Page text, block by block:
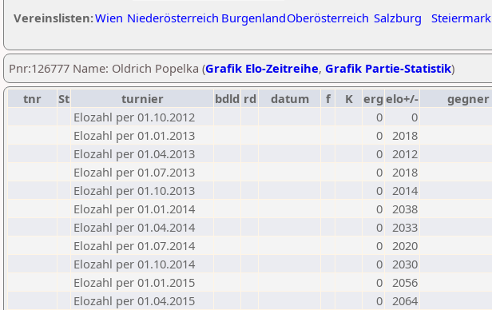
Vereinslisten:Wien Niederösterreich BurgenlandOberösterreich Salzburg Steiermark
Pnr:126777 Name: Oldrich Popelka (Grafik Elo-Zeitreihe, Grafik Partie-Statistik)
tnr
St turnier bdld rd datum f K erg elo+/- gegner
Elozahl per 01.10.2012
0
0
Elozahl per 01.01.2013
0 2018
Elozahl per 01.04.2013
0 2012
Elozahl per 01.07.2013
0 2018
Elozahl per 01.10.2013
0 2014
Elozahl per 01.01.2014
0 2038
Elozahl per 01.04.2014
0 2033
Elozahl per 01.07.2014
0 2020
Elozahl per 01.10.2014
0 2030
Elozahl per 01.01.2015
0 2056
Elozahl per 01.04.2015
0 2064